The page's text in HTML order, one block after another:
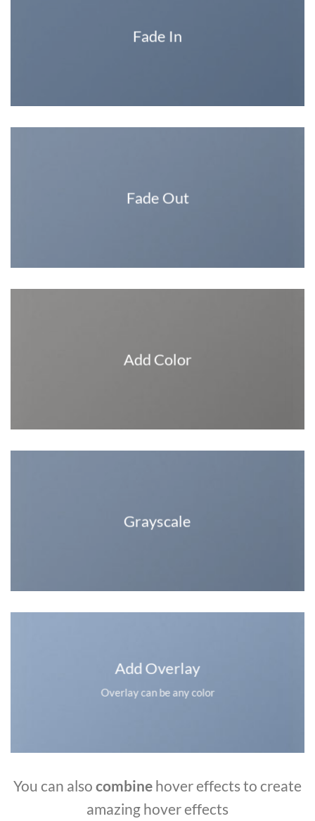
Fade In
Fade Out
Add Color
Grayscale
Add Overlay
Overlay can be any color
You can also combine hover effects to create
amazing hover effects